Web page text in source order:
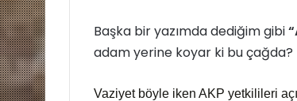
Başka bir yazımda dediğim gibi
adam yerine koyar ki bu çağda?
Vaziyet böyle iken AKP yetkilileri